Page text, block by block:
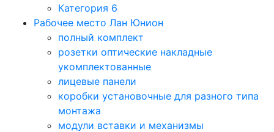
Категория 6
Рабочее место Лан Юнион
полный комплект
розетки оптические накладные
укомплектованные
лицевые панели
коробки установочные для разного типа
монтажа
модули вставки и механизмы